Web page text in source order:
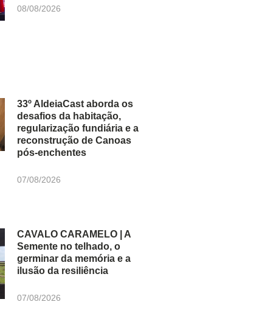
08/08/2026
33º AldeiaCast aborda os
desafios da habitação,
regularização fundiária e a
reconstrução de Canoas
pós-enchentes
07/08/2026
CAVALO CARAMELO | A
Semente no telhado, o
germinar da memória e a
ilusão da resiliência
07/08/2026